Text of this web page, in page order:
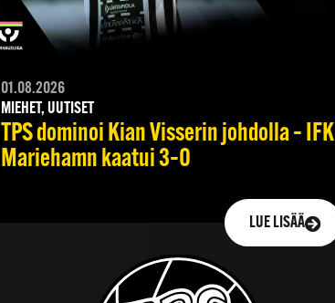
01.08.2026
MIEHET, UUTISET
TPS dominoi Kian Visserin johdolla – IFK
Mariehamn kaatui 3–0
LUE LISÄÄ